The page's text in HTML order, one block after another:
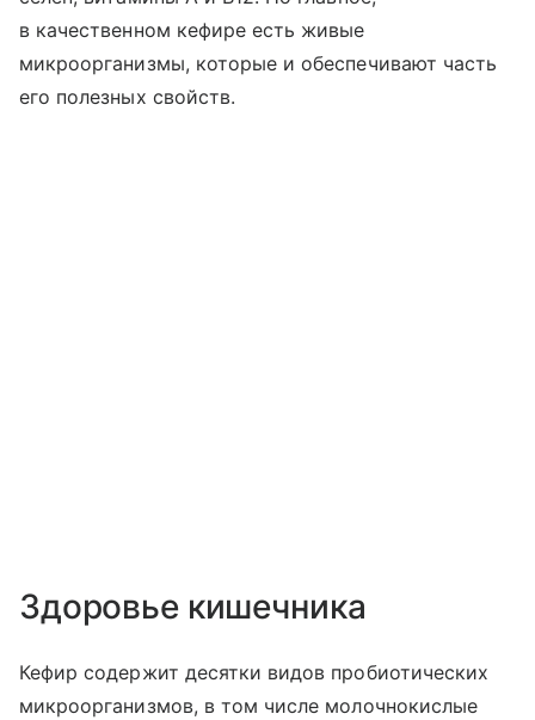
в качественном кефире есть живые
микроорганизмы, которые и обеспечивают часть
его полезных свойств.
Здоровье кишечника
Кефир содержит десятки видов пробиотических
микроорганизмов, в том числе молочнокислые